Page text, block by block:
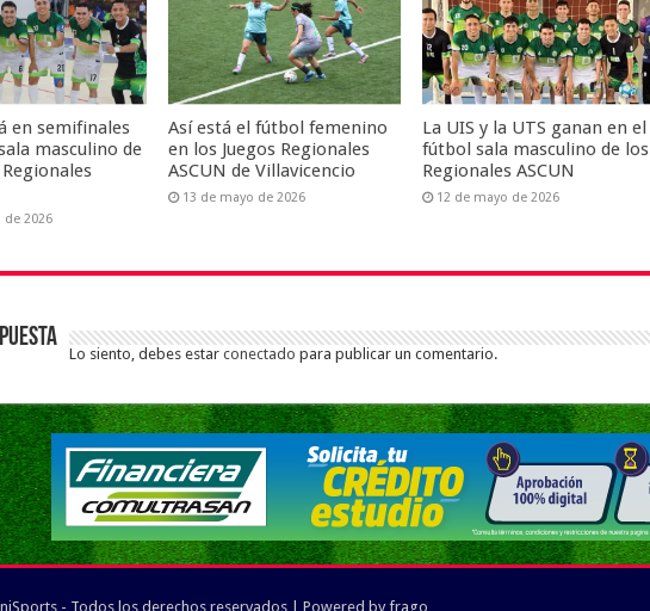
en semifinales
masculino de
Regionales
de 2026
Así está el fútbol femenino
en los Juegos Regionales
ASCUN de Villavicencio
13 de mayo de 2026
La UIS y la UTS ganan en el
fútbol sala masculino de los
Regionales ASCUN
12 de mayo de 2026
Lo siento, debes estar conectado para publicar un comentario.
- Todos los derechos reservados | Powered byfrago